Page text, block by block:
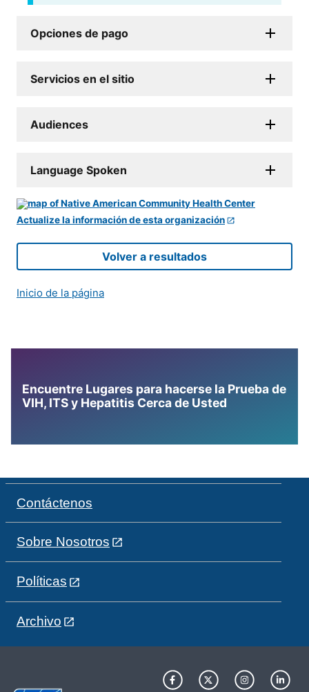
Opciones de pago
Servicios en el sitio
Audiences
Language Spoken
Actualize la información de esta organización
Volver a resultados
Inicio de la página
Encuentre Lugares para hacerse la Prueba de
VIH, ITS y Hepatitis Cerca de Usted
Contáctenos
Sobre Nosotros
Políticas
Archivo